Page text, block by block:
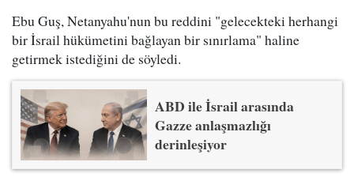
Ebu Guş, Netanyahu'nun bu reddini "gelecekteki herhangi
bir İsrail hükümetini bağlayan bir sınırlama" haline
getirmek istediğini de söyledi.
ABD ile İsrail arasında
Gazze anlaşmazlığı
derinleşiyor